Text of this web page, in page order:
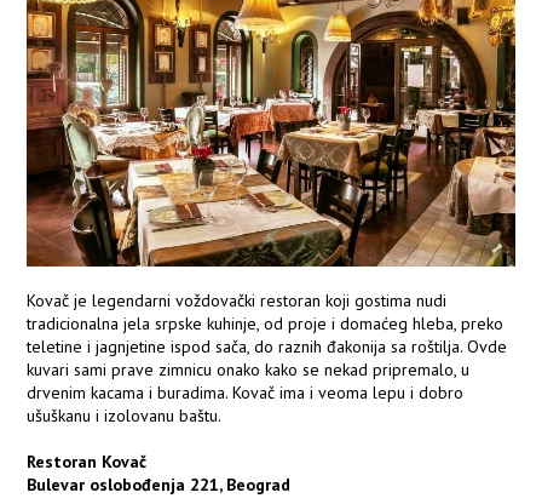
Kovač je legendarni voždovački restoran koji gostima nudi
tradicionalna jela srpske kuhinje, od proje i domaćeg hleba, preko
teletine i jagnjetine ispod sača, do raznih đakonija sa roštilja. Ovde
kuvari sami prave zimnicu onako kako se nekad pripremalo, u
drvenim kacama i buradima. Kovač ima i veoma lepu i dobro
ušuškanu i izolovanu baštu.
Restoran Kovač
Bulevar oslobođenja 221, Beograd